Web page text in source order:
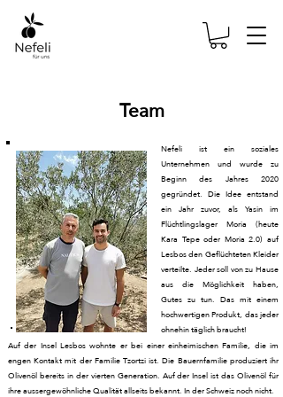
Team
Nefeli ist ein soziales
Unternehmen und wurde zu
Beginn des Jahres 2020
gegründet. Die Idee entstand
ein Jahr zuvor, als Yasin im
Flüchtlingslager Moria (heute
Kara Tepe oder Moria 2.0) auf
Lesbos den Geflüchteten Kleider
verteilte. Jeder soll von zu Hause
aus die Möglichkeit haben,
Gutes zu tun. Das mit einem
hochwertigen Produkt, das jeder
ohnehin täglich braucht!
Auf der Insel Lesbos wohnte er bei einer einheimischen Familie, die im
engen Kontakt mit der Familie Tzortzi ist. Die Bauernfamilie produziert ihr
Olivenöl bereits in der vierten Generation. Auf der Insel ist das Olivenöl für
ihre aussergewöhnliche Qualität allseits bekannt. In der Schweiz noch nicht.